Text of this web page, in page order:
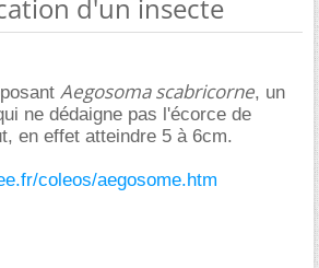
d'un insecte
Aegosoma scabricorne, un
ne dédaigne pas l'écorce de
en effet atteindre 5 à 6cm.
coleos/aegosome.htm